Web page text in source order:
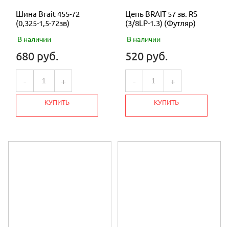
Шина Brait 455-72
(0,325-1,5-72зв)
В наличии
680 руб.
- +
КУПИТЬ
Цепь BRAIT 57 зв. RS
(3/8LP-1.3) (Футляр)
В наличии
520 руб.
- +
КУПИТЬ